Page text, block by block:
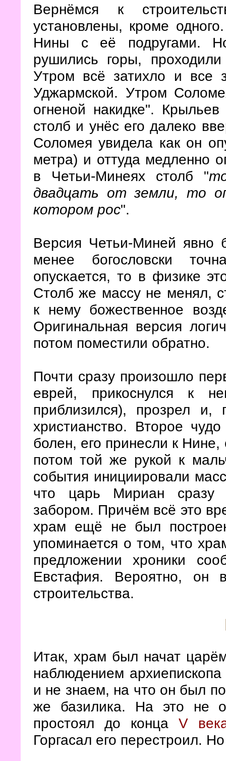
Вернёмся к
установлены, кроме
Нины с её подругами.
рушились горы,
Утром всё затихло и все
Уджармской. Утром
огненой накидке".
столб и унёс его далеко
Соломея увидела как он
метра) и оттуда медленно
в Четьи-Минеях столб "
двадцать от земли, то
котором рос".
Версия Четьи-Миней явно
менее богословски
опускается, то в физике
Столб же массу не менял,
к нему божественное
Оригинальная версия
потом поместили обратно.
Почти сразу произошло
еврей, прикоснулся к
приблизился), прозрел
христианство. Второе
болен, его принесли к Нине,
потом той же рукой к
события инициировали
что царь Мириан сразу
забором. Причём всё это
храм ещё не был
упоминается о том, что
предложении хроники
Евстафия. Вероятно, он
строительства.
Итак, храм был начат
наблюдением
и не знаем, на что он был
же базилика. На это не
простоял до конца V
Горгасал его перестроил.